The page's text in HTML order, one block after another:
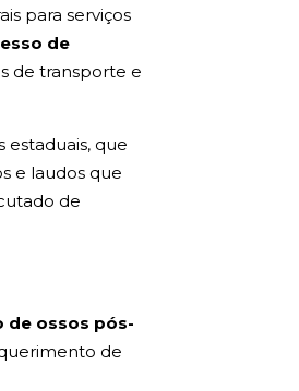
para serviços
de
de transporte e
estaduais, que
e laudos que
de
de ossos pós-
de